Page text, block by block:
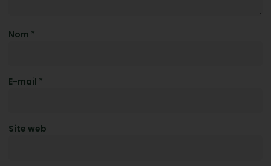
Nom *
E-mail *
Site web